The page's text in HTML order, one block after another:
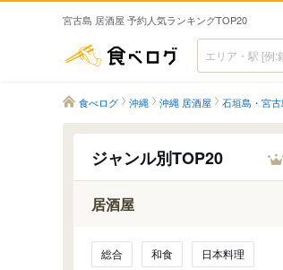
宮古島 居酒屋 予約人気ランキングTOP20
食べログ
食べログ 沖縄 沖縄 居酒屋 石垣島・宮
ジャンル別TOP20
居酒屋
総合 和食 日本料理